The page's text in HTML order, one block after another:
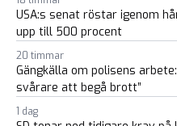
USA:s senat röstar igenom
upp till 500 procent
20 timmar
Gängkälla om polisens
svårare att begå brott”
1 dag